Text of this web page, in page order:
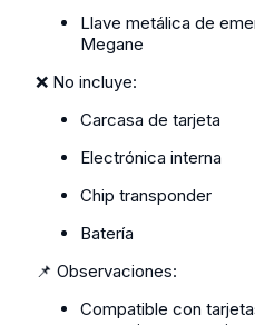
Llave metálica de
Megane
❌ No incluye:
Carcasa de tarjeta
Electrónica interna
Chip transponder
Batería
📌 Observaciones:
Compatible con